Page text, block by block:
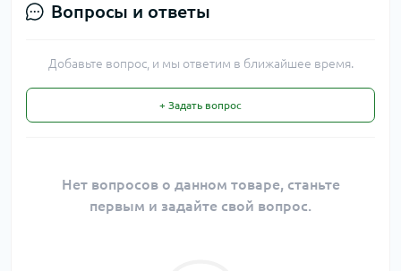
Вопросы и ответы
Добавьте вопрос, и мы ответим в ближайшее время.
+ Задать вопрос
Нет вопросов о данном товаре, станьте
первым и задайте свой вопрос.